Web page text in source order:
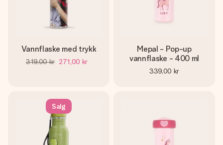
Vannflaske med trykk
319,00 kr 271,00 kr
Mepal - Pop-up
vannflaske - 400 ml
339,00 kr
Salg